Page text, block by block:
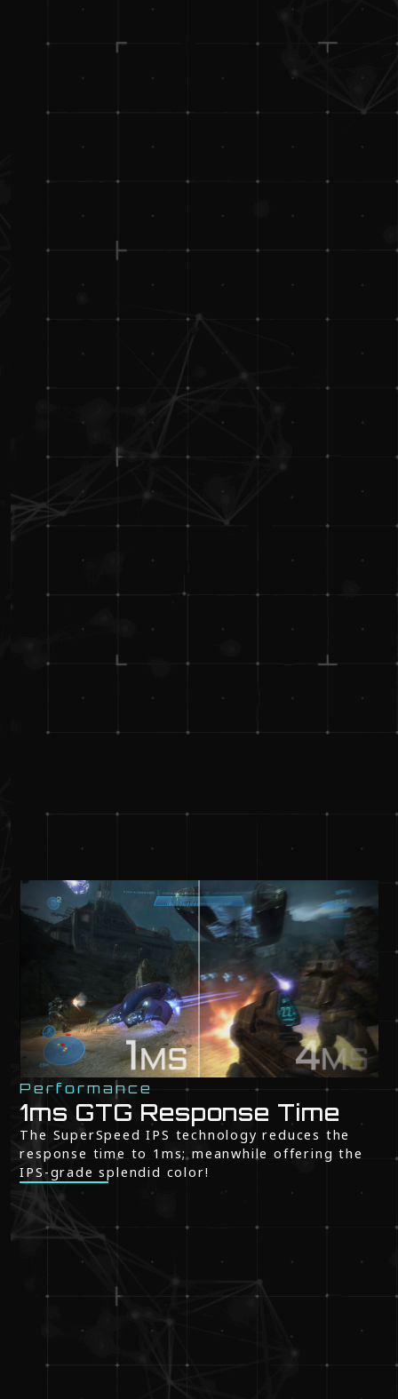
Performance
1ms GTG Response Time
The SuperSpeed IPS technology reduces the
response time to 1ms; meanwhile offering the
IPS-grade splendid color!